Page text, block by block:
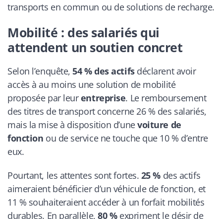
transports en commun ou de solutions de recharge.
Mobilité : des salariés qui
attendent un soutien concret
Selon l’enquête,54 % des actifsdéclarent avoir
accès à au moins une solution de mobilité
proposée par leurentreprise. Le remboursement
des titres de transport concerne 26 % des salariés,
mais la mise à disposition d’unevoiture de
fonction ou de service ne touche que 10 % d’entre
eux.
Pourtant, les attentes sont fortes. 25 % des actifs
aimeraient bénéficier d’un véhicule de fonction, et
11 % souhaiteraient accéder à un forfait mobilités
durables. En parallèle,80 %expriment le désir de